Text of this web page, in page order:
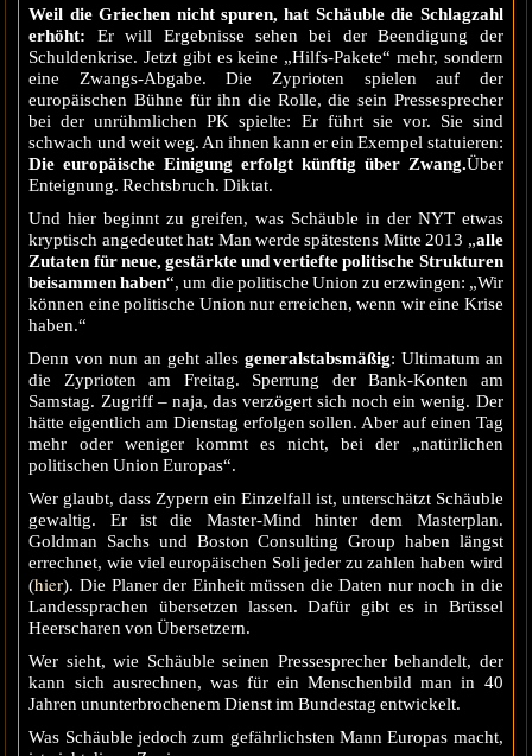
Weil die Griechen nicht spuren, hat Schäuble die Schlagzahl
erhöht: Er will Ergebnisse sehen bei der Beendigung der
Schuldenkrise. Jetzt gibt es keine „Hilfs-Pakete“ mehr, sondern
eine Zwangs-Abgabe. Die Zyprioten spielen auf der
europäischen Bühne für ihn die Rolle, die sein Pressesprecher
bei der unrühmlichen PK spielte: Er führt sie vor. Sie sind
schwach und weit weg. An ihnen kann er ein Exempel statuieren:
Die europäische Einigung erfolgt künftig über Zwang.Über
Enteignung. Rechtsbruch. Diktat.
Und hier beginnt zu greifen, was Schäuble in der NYT etwas
kryptisch angedeutet hat: Man werde spätestens Mitte 2013 „alle
Zutaten für neue, gestärkte und vertiefte politische Strukturen
beisammen haben“, um die politische Union zu erzwingen: „Wir
können eine politische Union nur erreichen, wenn wir eine Krise
haben.“
Denn von nun an geht alles generalstabsmäßig: Ultimatum an
die Zyprioten am Freitag. Sperrung der Bank-Konten am
Samstag. Zugriff – naja, das verzögert sich noch ein wenig. Der
hätte eigentlich am Dienstag erfolgen sollen. Aber auf einen Tag
mehr oder weniger kommt es nicht, bei der „natürlichen
politischen Union Europas“.
Wer glaubt, dass Zypern ein Einzelfall ist, unterschätzt Schäuble
gewaltig. Er ist die Master-Mind hinter dem Masterplan.
Goldman Sachs und Boston Consulting Group haben längst
errechnet, wie viel europäischen Soli jeder zu zahlen haben wird
(hier). Die Planer der Einheit müssen die Daten nur noch in die
Landessprachen übersetzen lassen. Dafür gibt es in Brüssel
Heerscharen von Übersetzern.
Wer sieht, wie Schäuble seinen Pressesprecher behandelt, der
kann sich ausrechnen, was für ein Menschenbild man in 40
Jahren ununterbrochenem Dienst im Bundestag entwickelt.
Was Schäuble jedoch zum gefährlichsten Mann Europas macht,